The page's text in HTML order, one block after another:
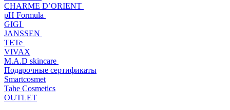
CHARME D’ORIENT
pH Formula
GIGI
JANSSEN
TETe
VIVAX
M.A.D skincare
Подарочные сертификаты
Smartcosmet
Tahe Cosmetics
OUTLET